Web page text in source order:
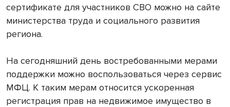
сертификате для участников СВО можно на сайте
министерства труда и социального развития
региона.
На сегодняшний день востребованными мерами
поддержки можно воспользоваться через сервис
МФЦ. К таким мерам относится ускоренная
регистрация прав на недвижимое имущество в